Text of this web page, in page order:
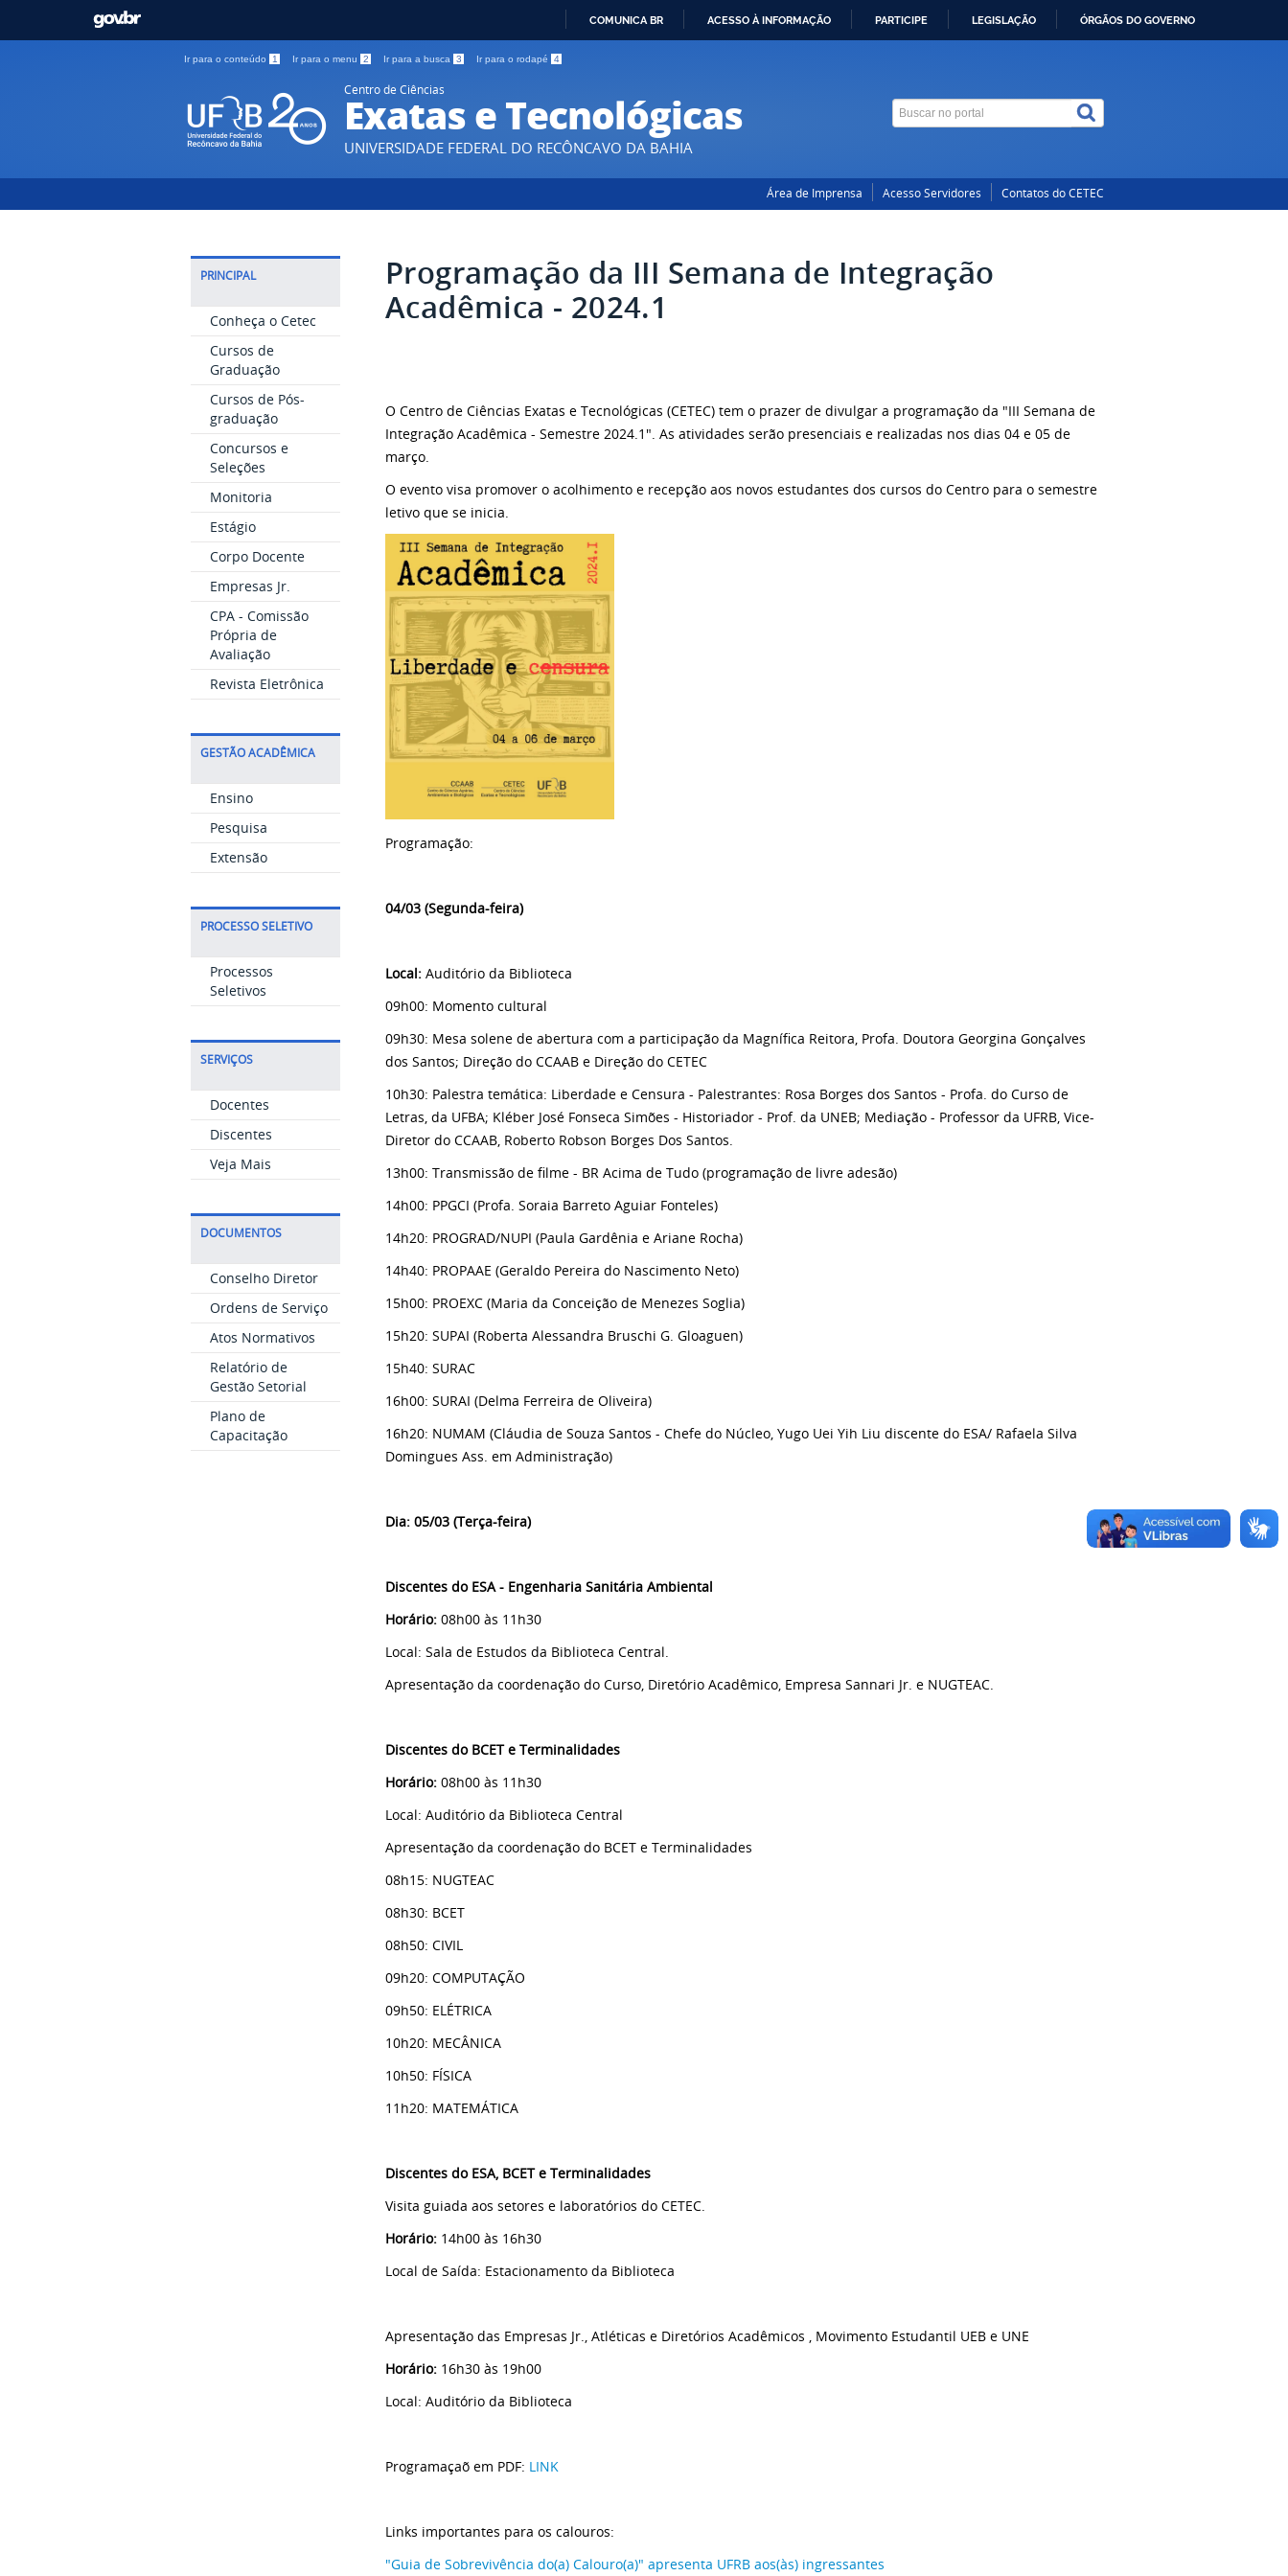
CONTEÚDO
COMUNICA BR ACESSO À INFORMAÇÃO PARTICIPE LEGISLAÇÃO ÓRGÃOS DO GOVERNO
Ir para o conteúdo 1 Ir para o menu 2 Ir para a busca 3 Ir para o rodapé 4
Centro de Ciências
Exatas e Tecnológicas
UNIVERSIDADE FEDERAL DO RECÔNCAVO DA BAHIA
Área de Imprensa Acesso Servidores Contatos do CETEC
PRINCIPAL
Conheça o Cetec
Cursos de
Graduação
Cursos de Pós-
graduação
Concursos e
Seleções
Monitoria
Estágio
Corpo Docente
Empresas Jr.
CPA - Comissão
Própria de
Avaliação
Revista Eletrônica
GESTÃO ACADÊMICA
Ensino
Pesquisa
Extensão
PROCESSO SELETIVO
Processos
Seletivos
SERVIÇOS
Docentes
Discentes
Veja Mais
DOCUMENTOS
Conselho Diretor
Ordens de Serviço
Atos Normativos
Relatório de
Gestão Setorial
Plano de
Capacitação
Programação da III Semana de Integração
Acadêmica - 2024.1
O Centro de Ciências Exatas e Tecnológicas (CETEC) tem o prazer de divulgar a programação da "III Semana de
Integração Acadêmica - Semestre 2024.1". As atividades serão presenciais e realizadas nos dias 04 e 05 de
março.
O evento visa promover o acolhimento e recepção aos novos estudantes dos cursos do Centro para o semestre
letivo que se inicia.
Programação:
04/03 (Segunda-feira)
Local: Auditório da Biblioteca
09h00: Momento cultural
09h30: Mesa solene de abertura com a participação da Magnífica Reitora, Profa. Doutora Georgina Gonçalves
dos Santos; Direção do CCAAB e Direção do CETEC
10h30: Palestra temática: Liberdade e Censura - Palestrantes: Rosa Borges dos Santos - Profa. do Curso de
Letras, da UFBA; Kléber José Fonseca Simões - Historiador - Prof. da UNEB; Mediação - Professor da UFRB, Vice-
Diretor do CCAAB, Roberto Robson Borges Dos Santos.
13h00: Transmissão de filme - BR Acima de Tudo (programação de livre adesão)
14h00: PPGCI (Profa. Soraia Barreto Aguiar Fonteles)
14h20: PROGRAD/NUPI (Paula Gardênia e Ariane Rocha)
14h40: PROPAAE (Geraldo Pereira do Nascimento Neto)
15h00: PROEXC (Maria da Conceição de Menezes Soglia)
15h20: SUPAI (Roberta Alessandra Bruschi G. Gloaguen)
15h40: SURAC
16h00: SURAI (Delma Ferreira de Oliveira)
16h20: NUMAM (Cláudia de Souza Santos - Chefe do Núcleo, Yugo Uei Yih Liu discente do ESA/ Rafaela Silva
Domingues Ass. em Administração)
Dia: 05/03 (Terça-feira)
Discentes do ESA - Engenharia Sanitária Ambiental
Horário: 08h00 às 11h30
Local: Sala de Estudos da Biblioteca Central.
Apresentação da coordenação do Curso, Diretório Acadêmico, Empresa Sannari Jr. e NUGTEAC.
Discentes do BCET e Terminalidades
Horário: 08h00 às 11h30
Local: Auditório da Biblioteca Central
Apresentação da coordenação do BCET e Terminalidades
08h15: NUGTEAC
08h30: BCET
08h50: CIVIL
09h20: COMPUTAÇÃO
09h50: ELÉTRICA
10h20: MECÂNICA
10h50: FÍSICA
11h20: MATEMÁTICA
Discentes do ESA, BCET e Terminalidades
Visita guiada aos setores e laboratórios do CETEC.
Horário: 14h00 às 16h30
Local de Saída: Estacionamento da Biblioteca
Apresentação das Empresas Jr., Atléticas e Diretórios Acadêmicos , Movimento Estudantil UEB e UNE
Horário: 16h30 às 19h00
Local: Auditório da Biblioteca
Programaçaõ em PDF: LINK
Links importantes para os calouros:
"Guia de Sobrevivência do(a) Calouro(a)" apresenta UFRB aos(às) ingressantes